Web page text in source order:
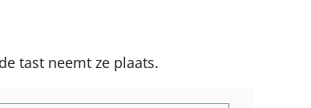
tast neemt ze plaats.